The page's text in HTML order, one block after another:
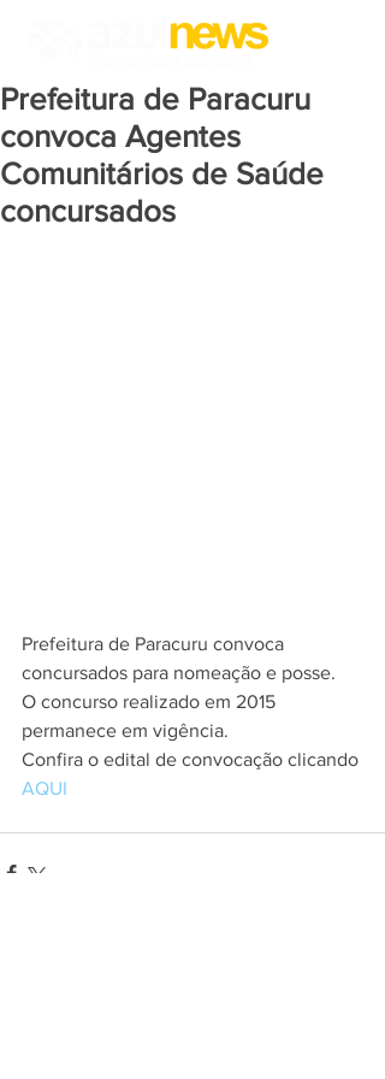
Prefeitura de Paracuru
convoca Agentes
Comunitários de Saúde
concursados
Prefeitura de Paracuru convoca
concursados para nomeação e posse.
O concurso realizado em 2015
permanece em vigência.
Confira o edital de convocação clicando
AQUI